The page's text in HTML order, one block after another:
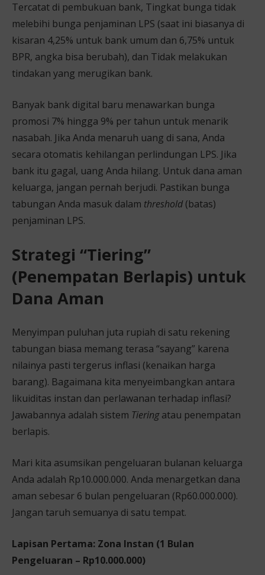
Tercatat di pembukuan bank, Tingkat bunga tidak
melebihi bunga penjaminan LPS (saat ini biasanya di
kisaran 4,25% untuk bank umum dan 6,75% untuk
BPR, angka bisa berubah), dan Tidak melakukan
tindakan yang merugikan bank.
Banyak bank digital baru menawarkan bunga
promosi 7% hingga 9% per tahun untuk menarik
nasabah. Jika Anda menaruh uang di sana, Anda
secara otomatis kehilangan perlindungan LPS. Jika
bank itu gagal, uang Anda hilang. Untuk dana aman
keluarga, jangan pernah berjudi. Pastikan bunga
tabungan Anda masuk dalam threshold(batas)
penjaminan LPS.
Strategi “Tiering”
(Penempatan Berlapis) untuk
Dana Aman
Menyimpan puluhan juta rupiah di satu rekening
tabungan biasa memang terasa “sayang” karena
nilainya pasti tergerus inflasi (kenaikan harga
barang). Bagaimana kita menyeimbangkan antara
likuiditas instan dan perlawanan terhadap inflasi?
Jawabannya adalah sistem Tieringatau penempatan
berlapis.
Mari kita asumsikan pengeluaran bulanan keluarga
Anda adalah Rp10.000.000. Anda menargetkan dana
aman sebesar 6 bulan pengeluaran (Rp60.000.000).
Jangan taruh semuanya di satu tempat.
Lapisan Pertama: Zona Instan (1 Bulan
Pengeluaran – Rp10.000.000)